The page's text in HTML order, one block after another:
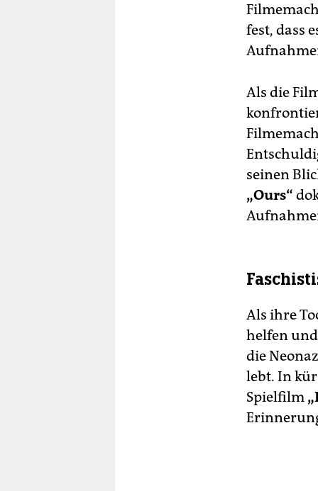
fest, dass
Als die
seinen
„Ours“
Als ihre
helfen
die
lebt. In
Spielfilm